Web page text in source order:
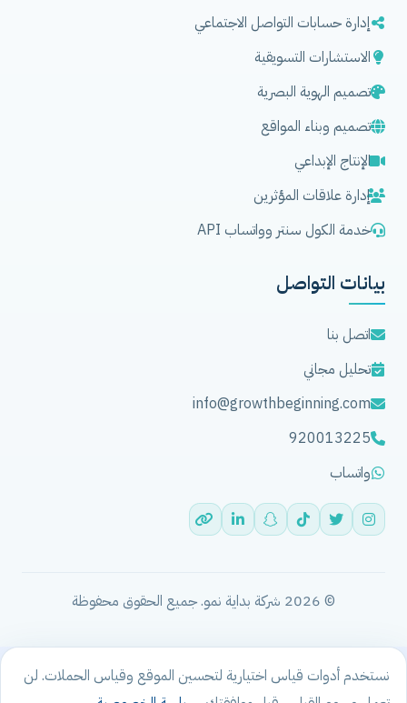
إدارة حسابات التواصل الاجتماعي
الاستشارات التسويقية
تصميم الهوية البصرية
تصميم وبناء المواقع
الإنتاج الإبداعي
إدارة علاقات المؤثرين
خدمة الكول سنتر وواتساب API
بيانات التواصل
اتصل بنا
تحليل مجاني
info@growthbeginning.com
920013225
واتساب
© 2026 شركة بداية نمو. جميع الحقوق محفوظة
نستخدم أدوات قياس اختيارية لتحسين الموقع وقياس الحملات. لن